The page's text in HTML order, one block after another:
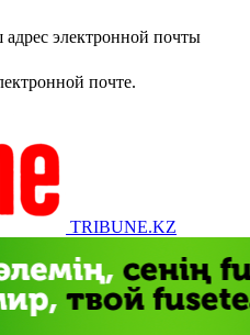
электронной почты
почте.
TRIBUNE.KZ